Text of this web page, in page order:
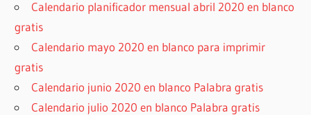
Calendario planificador mensual abril 2020 en blanco
gratis
Calendario mayo 2020 en blanco para imprimir
gratis
Calendario junio 2020 en blanco Palabra gratis
Calendario julio 2020 en blanco Palabra gratis